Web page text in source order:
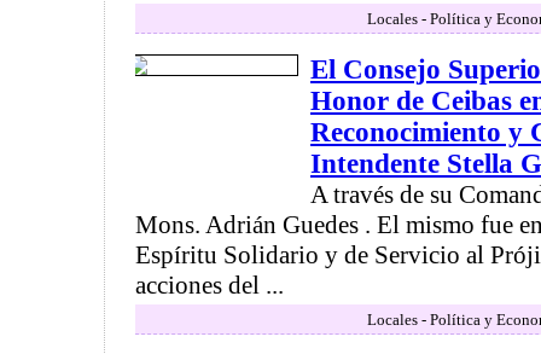
Locales - Política y
El Consejo
Honor de Ceibas
Reconocimiento y
Intendente Stella
A través de su
Mons. Adrián Guedes . El mismo fue
Espíritu Solidario y de Servicio al
acciones del ...
Locales - Política y